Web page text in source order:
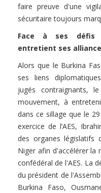
faire preuve d'une
sécuritaire toujours
Face à ses défis
entretient ses
Alors que le Burkina
ses liens
jugés contraignants,
mouvement, à
dans ce sillage que le
exercice de l’AES,
des organes législatifs
Niger afin d'accélérer la
confédéral de l'AES. La
du président de
Burkina Faso,